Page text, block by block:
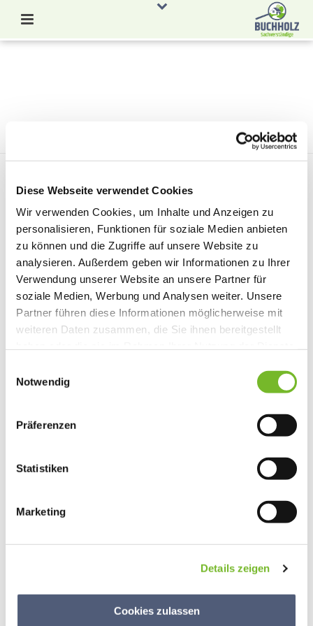
Diese Webseite verwendet Cookies
Wir verwenden Cookies, um Inhalte und Anzeigen zu
personalisieren, Funktionen für soziale Medien anbieten
zu können und die Zugriffe auf unsere Website zu
analysieren. Außerdem geben wir Informationen zu Ihrer
Verwendung unserer Website an unsere Partner für
soziale Medien, Werbung und Analysen weiter. Unsere
Partner führen diese Informationen möglicherweise mit
weiteren Daten zusammen, die Sie ihnen bereitgestellt
Notwendig
Präferenzen
Statistiken
Marketing
Details zeigen
Cookies zulassen
HEINZ P. HINTERECKER IMMOBILIEN GMBH
HEINZ P. HINTERECKER IMMOBILIEN
GMBH & CO. KG
Voncuti und stier gbr AdministratorVerfasst 20. August 2020In
0